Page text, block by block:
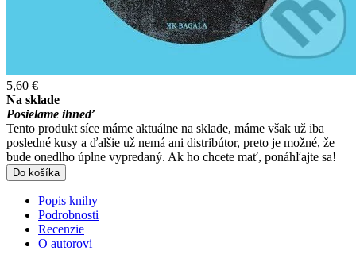
5,60 €
Na sklade
Posielame ihneď
Tento produkt síce máme aktuálne na sklade, máme však už iba
posledné kusy a ďalšie už nemá ani distribútor, preto je možné, že
bude onedlho úplne vypredaný. Ak ho chcete mať, ponáhľajte sa!
Do košíka
Popis knihy
Podrobnosti
Recenzie
O autorovi